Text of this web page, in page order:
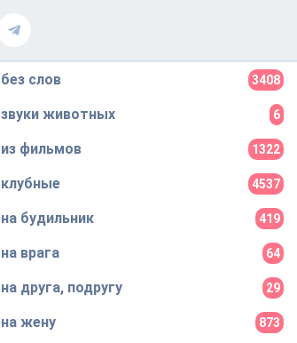
без слов 3408
звуки животных 6
из фильмов 1322
клубные 4537
на будильник 419
на врага 64
на друга, подругу 29
на жену 873